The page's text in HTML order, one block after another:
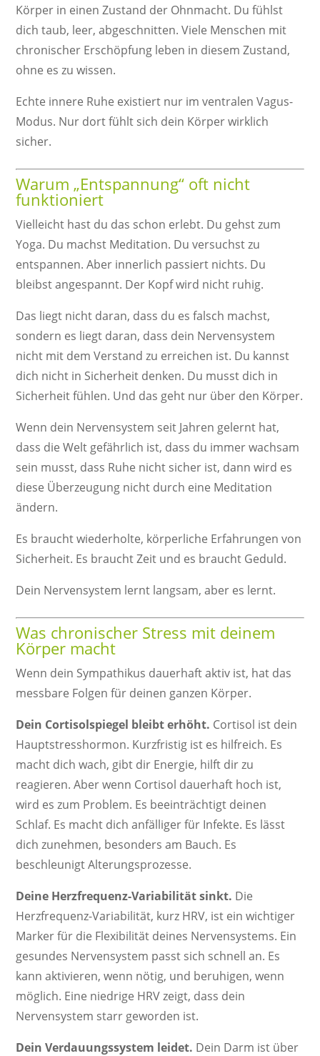
Körper in einen Zustand der Ohnmacht. Du fühlst
dich taub, leer, abgeschnitten. Viele Menschen mit
chronischer Erschöpfung leben in diesem Zustand,
ohne es zu wissen.
Echte innere Ruhe existiert nur im ventralen Vagus-
Modus. Nur dort fühlt sich dein Körper wirklich
sicher.
Warum „Entspannung“ oft nicht
funktioniert
Vielleicht hast du das schon erlebt. Du gehst zum
Yoga. Du machst Meditation. Du versuchst zu
entspannen. Aber innerlich passiert nichts. Du
bleibst angespannt. Der Kopf wird nicht ruhig.
Das liegt nicht daran, dass du es falsch machst,
sondern es liegt daran, dass dein Nervensystem
nicht mit dem Verstand zu erreichen ist. Du kannst
dich nicht in Sicherheit denken. Du musst dich in
Sicherheit fühlen. Und das geht nur über den Körper.
Wenn dein Nervensystem seit Jahren gelernt hat,
dass die Welt gefährlich ist, dass du immer wachsam
sein musst, dass Ruhe nicht sicher ist, dann wird es
diese Überzeugung nicht durch eine Meditation
ändern.
Es braucht wiederholte, körperliche Erfahrungen von
Sicherheit. Es braucht Zeit und es braucht Geduld.
Dein Nervensystem lernt langsam, aber es lernt.
Was chronischer Stress mit deinem
Körper macht
Wenn dein Sympathikus dauerhaft aktiv ist, hat das
messbare Folgen für deinen ganzen Körper.
Dein Cortisolspiegel bleibt erhöht. Cortisol ist dein
Hauptstresshormon. Kurzfristig ist es hilfreich. Es
macht dich wach, gibt dir Energie, hilft dir zu
reagieren. Aber wenn Cortisol dauerhaft hoch ist,
wird es zum Problem. Es beeinträchtigt deinen
Schlaf. Es macht dich anfälliger für Infekte. Es lässt
dich zunehmen, besonders am Bauch. Es
beschleunigt Alterungsprozesse.
Deine Herzfrequenz-Variabilität sinkt. Die
Herzfrequenz-Variabilität, kurz HRV, ist ein wichtiger
Marker für die Flexibilität deines Nervensystems. Ein
gesundes Nervensystem passt sich schnell an. Es
kann aktivieren, wenn nötig, und beruhigen, wenn
möglich. Eine niedrige HRV zeigt, dass dein
Nervensystem starr geworden ist.
Dein Verdauungssystem leidet. Dein Darm ist über